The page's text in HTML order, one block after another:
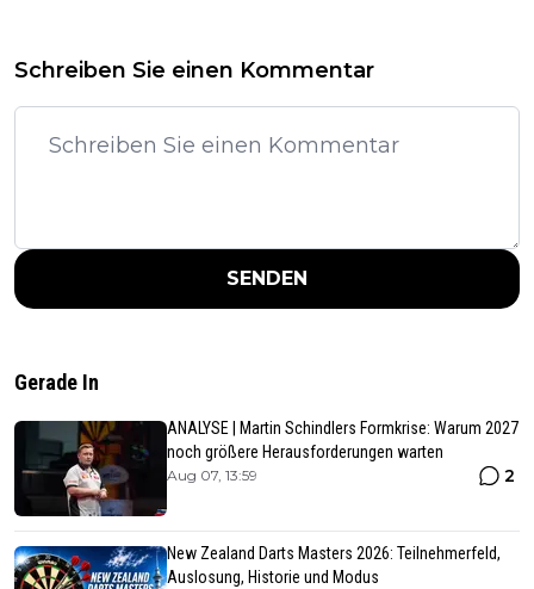
Schreiben Sie einen Kommentar
SENDEN
Gerade In
ANALYSE | Martin Schindlers Formkrise: Warum 2027
noch größere Herausforderungen warten
Aug 07, 13:59 2
New Zealand Darts Masters 2026: Teilnehmerfeld,
Auslosung, Historie und Modus